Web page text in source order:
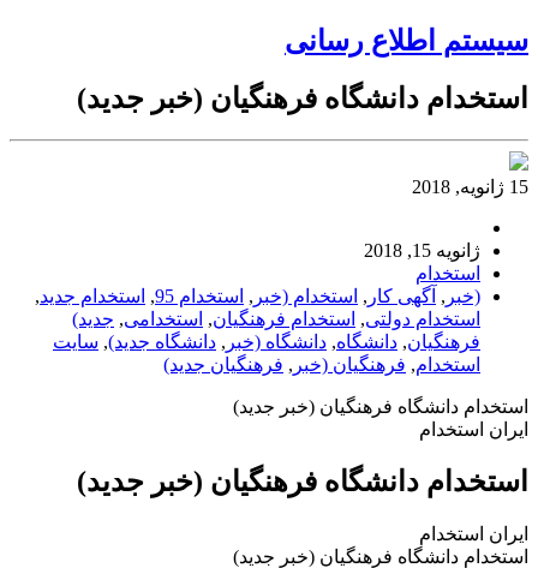
سیستم اطلاع رسانی
استخدام دانشگاه فرهنگیان (خبر جدید)
15 ژانویه, 2018
ژانویه 15, 2018
استخدام
(خبر , آگهی کار , استخدام (خبر , استخدام 95 , استخدام جدید,
استخدام دولتی, استخدام فرهنگیان, استخدامی, جدید)
فرهنگیان, دانشگاه, دانشگاه (خبر , دانشگاه جدید), سایت
استخدام, فرهنگیان (خبر , فرهنگیان جدید)
استخدام دانشگاه فرهنگیان (خبر جدید)
ایران استخدام
استخدام دانشگاه فرهنگیان (خبر جدید)
ایران استخدام
استخدام دانشگاه فرهنگیان (خبر جدید)